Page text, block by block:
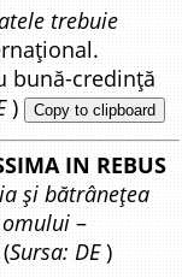
trebuie
bună-credință
) Copy to clipboard
IN REBUS
și bătrânețea
–
Sursa: DE)